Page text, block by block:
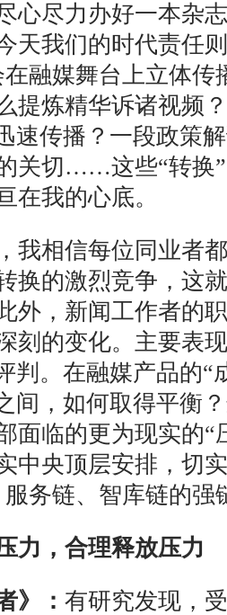
心尽力办好一本杂
天我们的时代责任
融媒舞台上立体传
提炼精华诉诸视频
速传播？一段政策
关切……这些“转换
在我的心底。
相信每位同业者都
换的激烈竞争，这
外，新闻工作者的
刻的变化。主要表
判。在融媒产品的“
间，如何取得平衡
面临的更为现实的“
中央顶层安排，切
务链、智库链的强
力，合理释放压力
》： 有研究发现，